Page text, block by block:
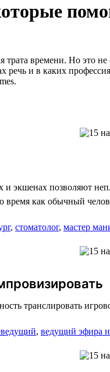
времени. Но это
речь и в каких
и экшенах позволяют
как обычный
, стоматолог, мастер
транслировать
, ведущий эфира